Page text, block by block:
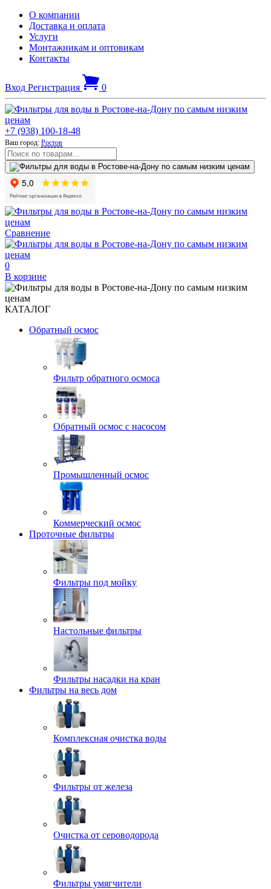
О компании
Доставка и оплата
Услуги
Монтажникам и оптовикам
Контакты
Вход Регистрация 0
+7 (938) 100-18-48
Ваш город: Ростов
Сравнение
0
В корзине
КАТАЛОГ
Обратный осмос
Фильтр обратного осмоса
Обратный осмос с насосом
Промышленный осмос
Коммерческий осмос
Проточные фильтры
Фильтры под мойку
Настольные фильтры
Фильтры насадки на кран
Фильтры на весь дом
Комплексная очистка воды
Фильтры от железа
Очистка от сероводорода
Фильтры умягчители